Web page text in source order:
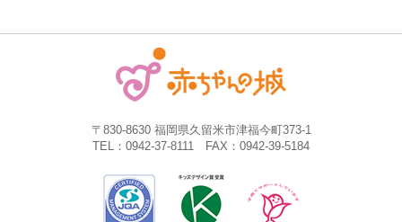
〒830-8630 福岡県久留米市津福今町373-1
TEL：0942-37-8111 FAX：0942-39-5184